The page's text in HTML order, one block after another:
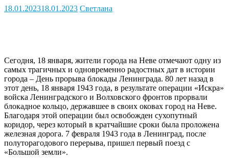
18.01.202318.01.2023 Светлана
Сегодня, 18 января, жители города на Неве отмечают одну из
самых трагичных и одновременно радостных дат в истории
города – День прорыва блокады Ленинграда. 80 лет назад в
этот день, 18 января 1943 года, в результате операции «Искра»
войска Ленинградского и Волховского фронтов прорвали
блокадное кольцо, державшее в своих оковах город на Неве.
Благодаря этой операции был освобожден сухопутный
коридор, через который в кратчайшие сроки была проложена
железная дорога. 7 февраля 1943 года в Ленинград, после
полуторагодового перерыва, пришел первый поезд с
«Большой земли».